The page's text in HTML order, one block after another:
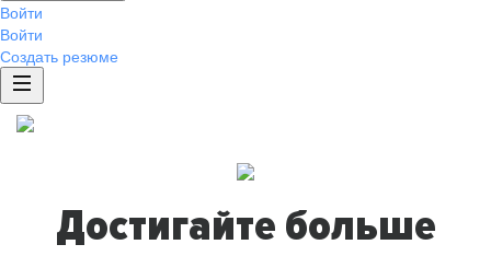
Войти
Войти
Создать резюме
Достигайте больше